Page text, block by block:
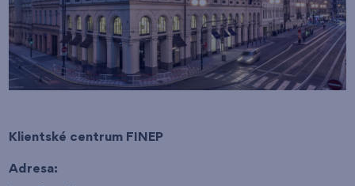
Klientské centrum FINEP
Adresa: